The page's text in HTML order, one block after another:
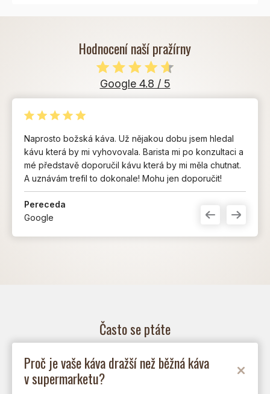
Hodnocení naší pražírny
Google 4.8 / 5
Naprosto božská káva. Už nějakou dobu jsem hledal
kávu která by mi vyhovovala. Barista mi po konzultaci a
mé představě doporučil kávu která by mi měla chutnat.
A uznávám trefil to dokonale! Mohu jen doporučit!
Pereceda
Google
Často se ptáte
Proč je vaše káva dražší než běžná káva
v supermarketu?